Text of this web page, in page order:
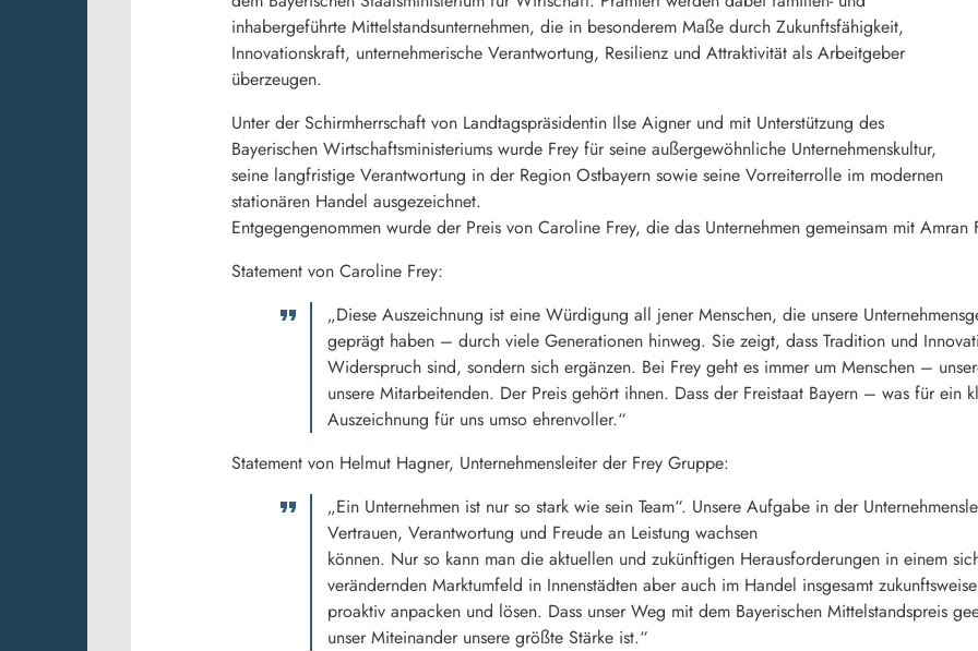
inhabergeführte Mittelstandsunternehmen, die in besonderem Maße durch Zukunftsfähigkeit,
Innovationskraft, unternehmerische Verantwortung, Resilienz und Attraktivität als Arbeitgeber
überzeugen.
Unter der Schirmherrschaft von Landtagspräsidentin Ilse Aigner und mit Unterstützung des
Bayerischen Wirtschaftsministeriums wurde Frey für seine außergewöhnliche Unternehmenskultur,
seine langfristige Verantwortung in der Region Ostbayern sowie seine Vorreiterrolle im modernen
stationären Handel ausgezeichnet.
Entgegengenommen wurde der Preis von Caroline Frey, die das Unternehmen gemeinsam mit Amran
Statement von Caroline Frey:
„Diese Auszeichnung ist eine Würdigung all jener Menschen, die unsere
geprägt haben – durch viele Generationen hinweg. Sie zeigt, dass Tradition und
Widerspruch sind, sondern sich ergänzen. Bei Frey geht es immer um Menschen –
unsere Mitarbeitenden. Der Preis gehört ihnen. Dass der Freistaat Bayern – was für
Auszeichnung für uns umso ehrenvoller.“
Statement von Helmut Hagner, Unternehmensleiter der Frey Gruppe:
„Ein Unternehmen ist nur so stark wie sein Team“. Unsere Aufgabe in der
Vertrauen, Verantwortung und Freude an Leistung wachsen
können. Nur so kann man die aktuellen und zukünftigen Herausforderungen in einem
verändernden Marktumfeld in Innenstädten aber auch im Handel insgesamt
proaktiv anpacken und lösen. Dass unser Weg mit dem Bayerischen Mittelstandspreis
unser Miteinander unsere größte Stärke ist.“